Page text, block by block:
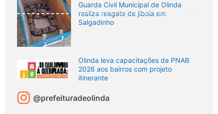
Guarda Civil Municipal de Olinda
realiza resgate de jiboia em
Salgadinho
Olinda leva capacitações da PNAB
2026 aos bairros com projeto
itinerante
@prefeituradeolinda